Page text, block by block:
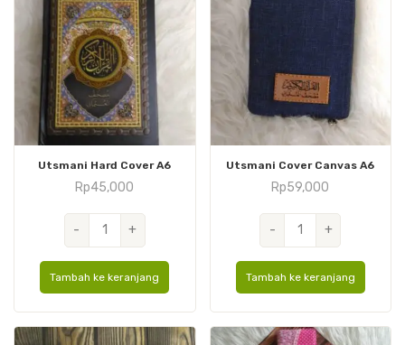
Utsmani Hard Cover A6
Rp45,000
-
Kuantitas
Utsmani
Hard
A6
+
Tambah ke keranjang
Utsmani Cover Canvas A6
Rp59,000
-
Kuantitas
Utsmani
Cover
A6
+
Tambah ke keranjang